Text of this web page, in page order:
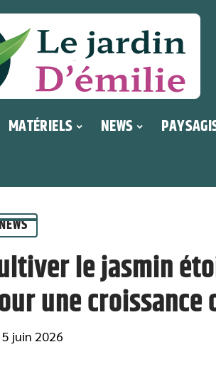
MATÉRIELS NEWS
le jasmin
une croissance
5 juin 2026